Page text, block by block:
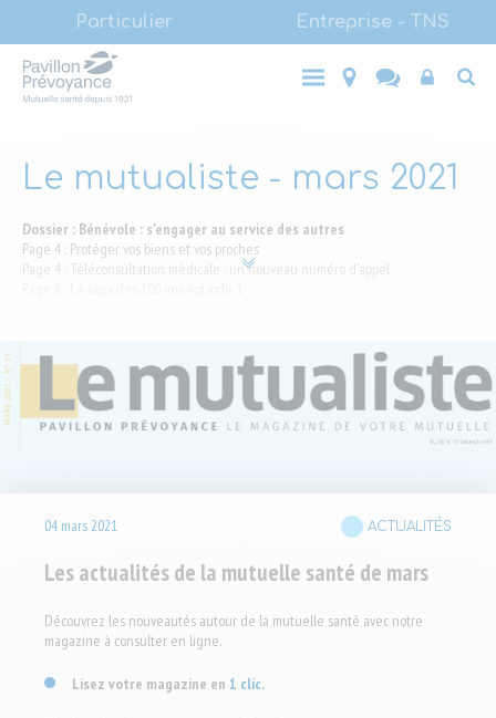
contenu
principal
(LVL1)
Particulier Entreprise - TNS
Main
ParticulierEntreprise
- TNS
Top
Le mutualiste - mars 2021
Dossier : Bénévole : s'engager au service des autres
Page 4 : Protéger vos biens et vos proches
Page 4 : Téléconsultation médicale : un nouveau numéro d'appel
04 mars2021 ACTUALITÉS
Les actualités de la mutuelle santé de mars
Découvrez les nouveautés autour de la mutuelle santé avec notre
magazine à consulter en ligne.
Lisez votre magazine en 1 clic.